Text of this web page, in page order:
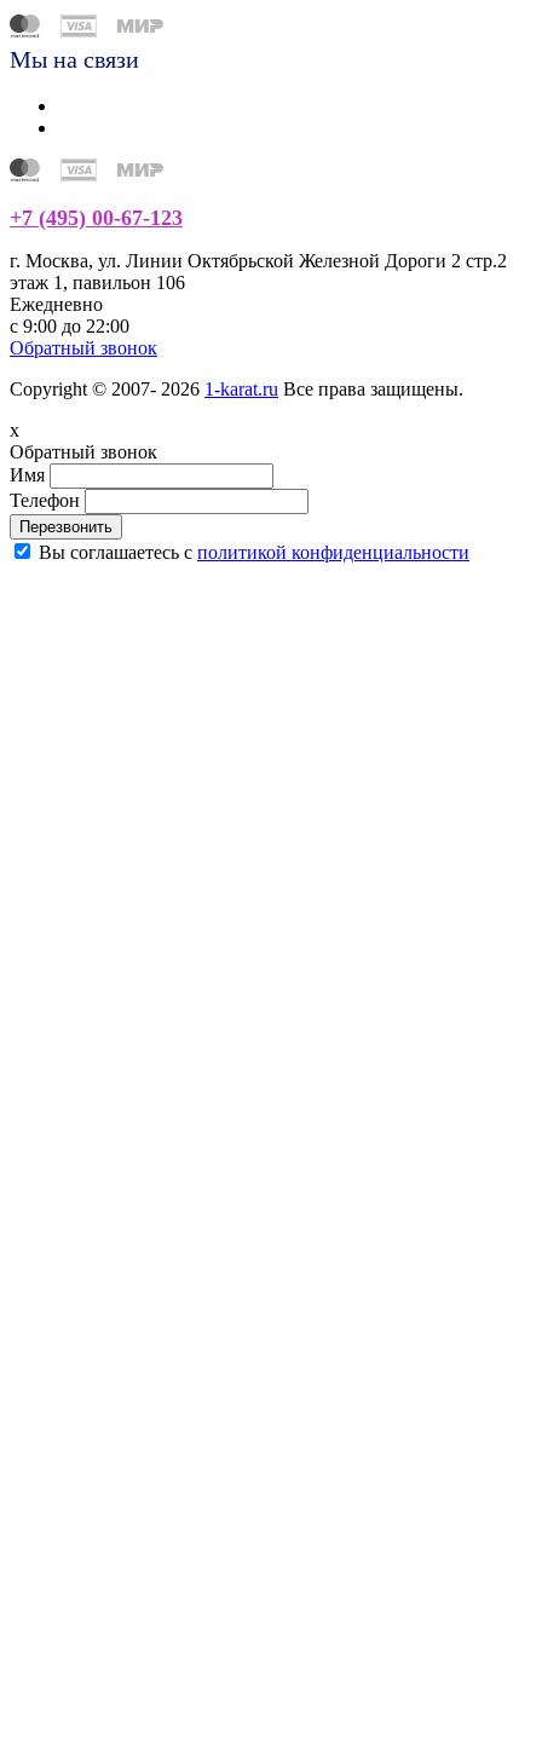
Мы на связи
+7 (495) 00-67-123
г. Москва, ул. Линии Октябрьской Железной Дороги 2 стр.2
этаж 1, павильон 106
Ежедневно
с 9:00 до 22:00
Обратный звонок
Copyright © 2007- 2026 1-karat.ru Все права защищены.
x
Обратный звонок
Имя
Телефон
Перезвонить
Вы соглашаетесь с политикой конфиденциальности